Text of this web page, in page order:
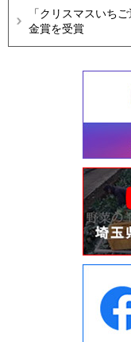
「クリスマスいち
金賞を受賞